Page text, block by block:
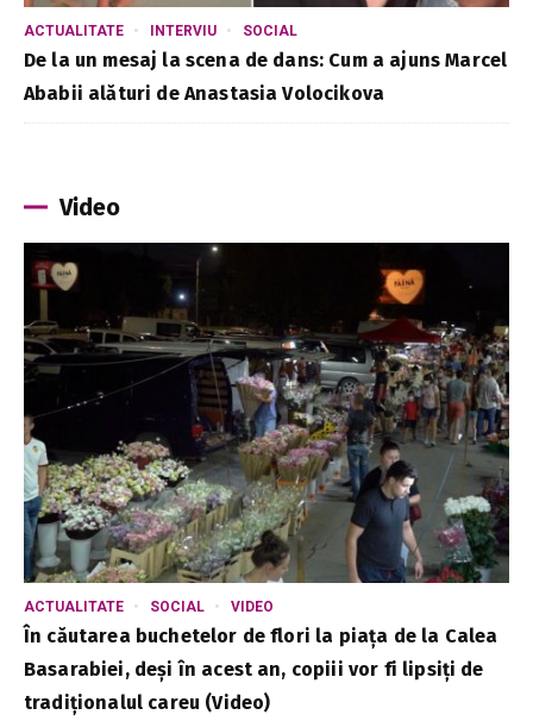
ACTUALITATE INTERVIU SOCIAL
De la un mesaj la scena de dans: Cum a ajuns Marcel
Ababii alături de Anastasia Volocikova
Video
ACTUALITATE SOCIAL VIDEO
În căutarea buchetelor de flori la piața de la Calea
Basarabiei, deși în acest an, copiii vor fi lipsiți de
tradiționalul careu (Video)